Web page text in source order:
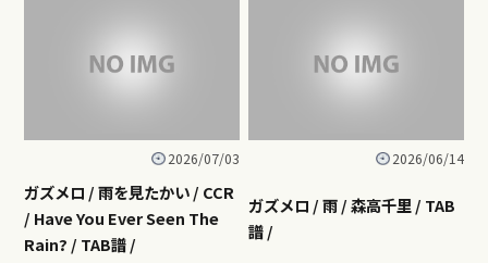
2026/07/03
ガズメロ / 雨を見たかい / CCR
/ Have You Ever Seen The
Rain? / TAB譜 /
2026/06/14
ガズメロ / 雨 / 森高千里 / TAB
譜 /